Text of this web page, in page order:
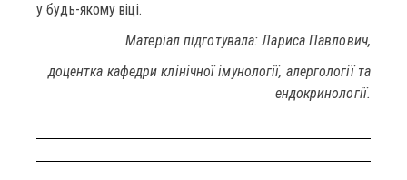
у будь-якому віці.
Матеріал підготувала: Лариса Павлович,
доцентка кафедри клінічної імунології, алергології та
ендокринології.